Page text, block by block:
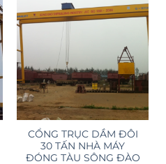
CỔNG TRỤC DẦM ĐÔI
30 TẤN NHÀ MÁY
ĐÓNG TÀU SÔNG ĐÀO